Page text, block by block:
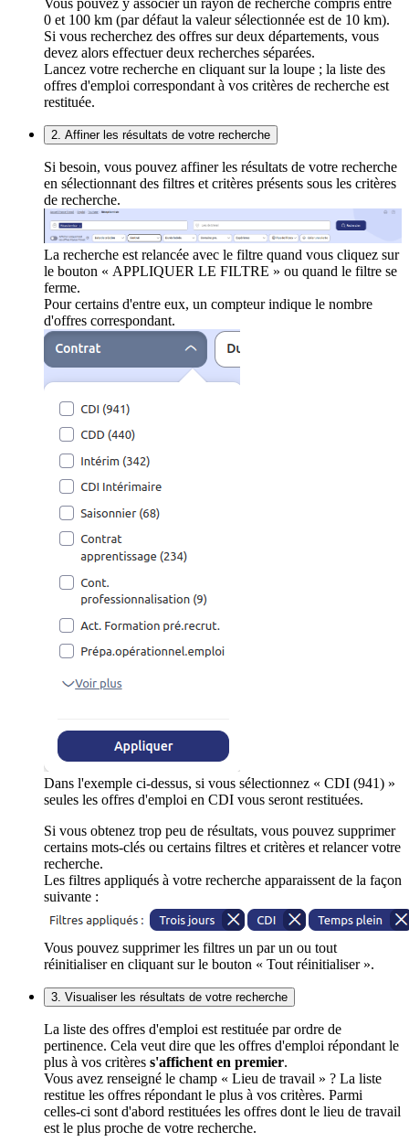
Vous pouvez y associer un rayon de recherche compris entre
0 et 100 km (par défaut la valeur sélectionnée est de 10 km).
Si vous recherchez des offres sur deux départements, vous
devez alors effectuer deux recherches séparées.
Lancez votre recherche en cliquant sur la loupe ; la liste des
offres d'emploi correspondant à vos critères de recherche est
restituée.
2. Affiner les résultats de votre recherche
Si besoin, vous pouvez affiner les résultats de votre recherche
en sélectionnant des filtres et critères présents sous les critères
de recherche.
La recherche est relancée avec le filtre quand vous cliquez sur
le bouton « APPLIQUER LE FILTRE » ou quand le filtre se
ferme.
Pour certains d'entre eux, un compteur indique le nombre
d'offres correspondant.
Dans l'exemple ci-dessus, si vous sélectionnez « CDI (941) »
seules les offres d'emploi en CDI vous seront restituées.
Si vous obtenez trop peu de résultats, vous pouvez supprimer
certains mots-clés ou certains filtres et critères et relancer votre
recherche.
Les filtres appliqués à votre recherche apparaissent de la façon
suivante :
Vous pouvez supprimer les filtres un par un ou tout
réinitialiser en cliquant sur le bouton « Tout réinitialiser ».
3. Visualiser les résultats de votre recherche
La liste des offres d'emploi est restituée par ordre de
pertinence. Cela veut dire que les offres d'emploi répondant le
plus à vos critères s'affichent en premier.
Vous avez renseigné le champ « Lieu de travail » ? La liste
restitue les offres répondant le plus à vos critères. Parmi
celles-ci sont d'abord restituées les offres dont le lieu de travail
est le plus proche de votre recherche.